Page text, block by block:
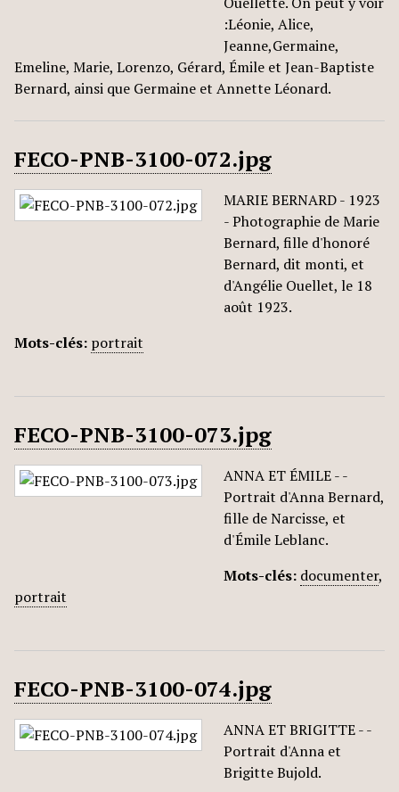
:Léonie, Alice,
Jeanne,Germaine,
Emeline, Marie, Lorenzo, Gérard, Émile et Jean-Baptiste
Bernard, ainsi que Germaine et Annette Léonard.
FECO-PNB-3100-072.jpg
MARIE BERNARD - 1923
- Photographie de Marie
Bernard, fille d'honoré
Bernard, dit monti, et
d'Angélie Ouellet, le 18
août 1923.
Mots-clés: portrait
FECO-PNB-3100-073.jpg
ANNA ET ÉMILE - -
Portrait d'Anna Bernard,
fille de Narcisse, et
d'Émile Leblanc.
Mots-clés: documenter,
portrait
FECO-PNB-3100-074.jpg
ANNA ET BRIGITTE - -
Portrait d'Anna et
Brigitte Bujold.